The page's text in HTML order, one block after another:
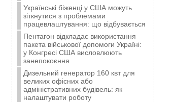
Українські біженці у США можуть
зіткнутися з проблемами
працевлаштування: що відбувається
Пентагон відкладає використання
пакета військової допомоги Україні:
у Конгресі США висловлюють
занепокоєння
Дизельний генератор 160 квт для
великих офісних або
адміністративних будівель: як
налаштувати роботу